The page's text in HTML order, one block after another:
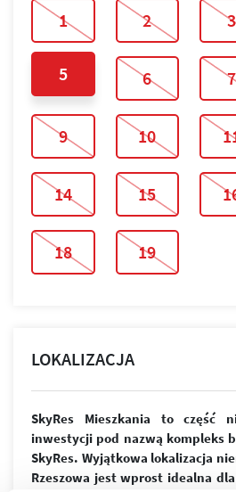
1 2 3
5 6 7
9 10
14 15
18 19
LOKALIZACJA
SkyRes Mieszkania to część
inwestycji pod nazwą kompleks
SkyRes. Wyjątkowa lokalizacja
Rzeszowa jest wprost idealna